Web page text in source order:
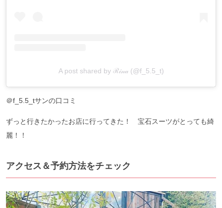
A post shared by ℛ𝒾𝓃𝒶 (@f_5.5_t)
＠f_5.5_tサンの口コミ
ずっと行きたかったお店に行ってきた！ 宝石スーツがとっても綺
麗！！
アクセス＆予約方法をチェック